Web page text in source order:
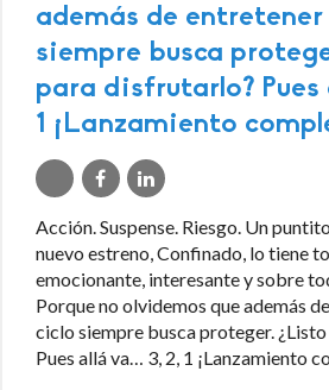
además de
siempre busca
para disfrutarlo? Pues
1 ¡Lanzamiento
Acción. Suspense. Riesgo. Un
nuevo estreno, Confinado, lo tiene
emocionante, interesante y sobre
Porque no olvidemos que además
ciclo siempre busca proteger.
Pues allá va… 3, 2, 1 ¡Lanzamiento